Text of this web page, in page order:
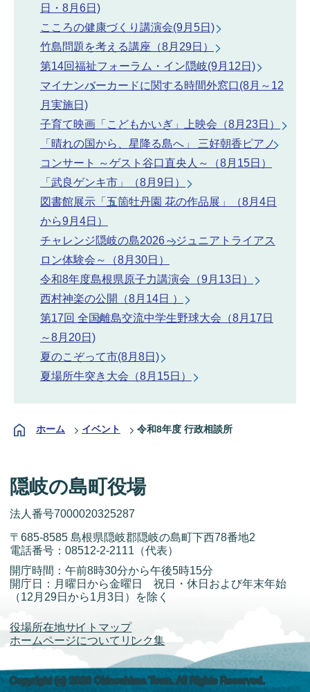
日・8月6日)
こころの健康づくり講演会(9月5日)
竹島問題を考える講座（8月29日）
第14回福祉フォーラム・イン隠岐(9月12日)
マイナンバーカードに関する時間外窓口(8月～12
月実施日)
子育て映画「こどもかいぎ」上映会（8月23日）
「晴れの国から、星降る島へ」 三好朝香ピアノ
コンサート ～ゲスト谷口直央人～（8月15日）
「武良ゲンキ市」（8月9日）
図書館展示「五箇牡丹園 花の作品展」（8月4日
から9月4日）
チャレンジ隠岐の島2026～ジュニアトライアス
ロン体験会～（8月30日）
令和8年度島根県原子力講演会（9月13日）
西村神楽の公開（8月14日 ）
第17回 全国離島交流中学生野球大会（8月17日
～8月20日)
夏のこぞって市(8月8日)
夏場所牛突き大会（8月15日）
ホーム イベント 令和8年度 行政相談所
隠岐の島町役場
法人番号7000020325287
〒685-8585 島根県隠岐郡隠岐の島町下西78番地2
電話番号：08512-2-2111 （代表）
開庁時間：午前8時30分から午後5時15分
開庁日：月曜日から金曜日 祝日・休日および年末年始
（12月29日から1月3日）を除く
役場所在地サイトマップ
ホームページについて リンク集
Copyright (c) 2026 Okinoshima Town. All Rights Reserved.